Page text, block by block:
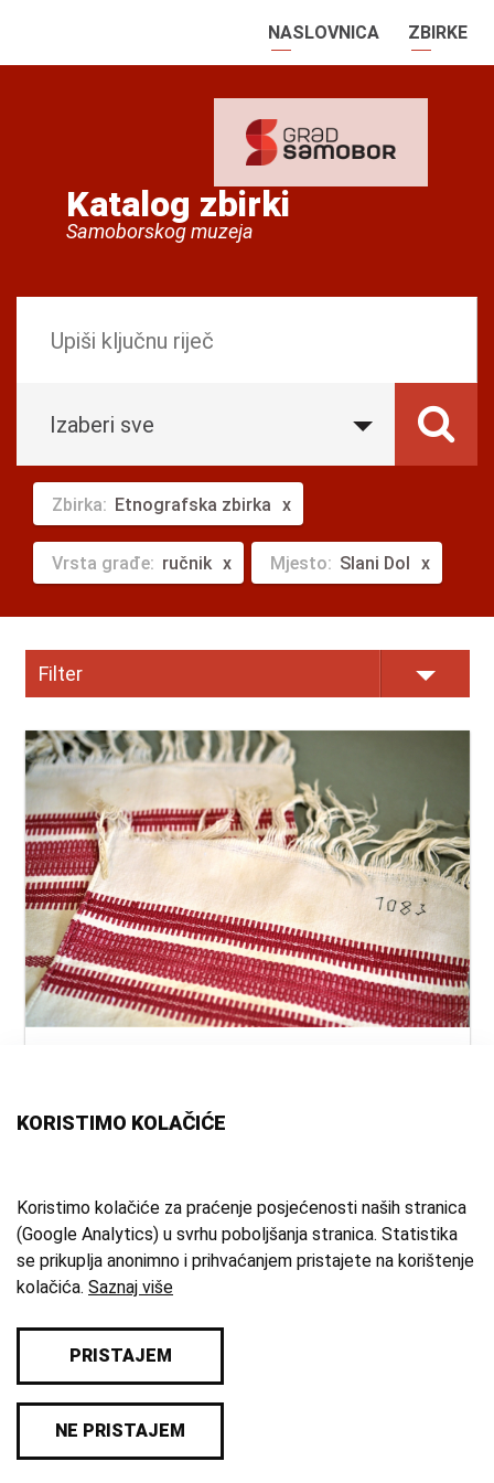
NASLOVNICA ZBIRKE
Katalog zbirki
Samoborskog muzeja
Izaberi sve
Zbirka: Etnografska zbirka
Vrsta građe: ručnik Mjesto: Slani Dol
Filter
vrsta
ručnik
materijal:
lan ; pamuk ; domaće platno
mjesto:
Slani Dol
zbirka:
Etnografska zbirka
© 2026 Samoborski muzej
KORISTIMO KOLAČIĆE
Koristimo kolačiće za praćenje posjećenosti naših stranica
(Google Analytics) u svrhu poboljšanja stranica. Statistika
se prikuplja anonimno i prihvaćanjem pristajete na korištenje
kolačića. Saznaj više
PRISTAJEM
NE PRISTAJEM